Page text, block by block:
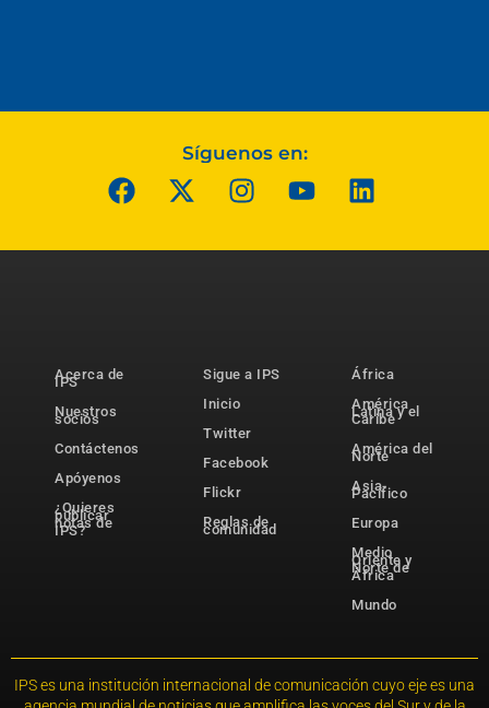
Síguenos en:
Acerca de
IPS
Nuestros
socios
Contáctenos
Apóyenos
¿Quieres
publicar
notas de
IPS?
Sigue a IPS
Inicio
Twitter
Facebook
Flickr
Reglas de
comunidad
África
América
Latina y el
Caribe
América del
Norte
Asia-
Pacífico
Europa
Medio
Oriente y
Norte de
África
Mundo
IPS es una institución internacional de comunicación cuyo eje es una